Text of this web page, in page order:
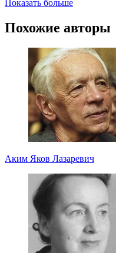
Показать больше
Похожие авторы
Аким Яков Лазаревич